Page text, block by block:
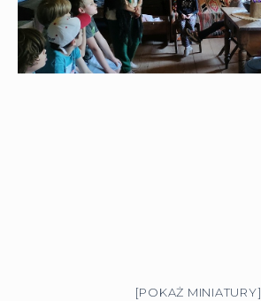
[POKAŻ MINIATURY]